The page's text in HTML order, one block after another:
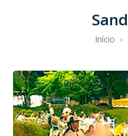
Início »